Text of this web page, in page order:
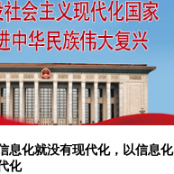
息化就没有现代化，以信息化
化